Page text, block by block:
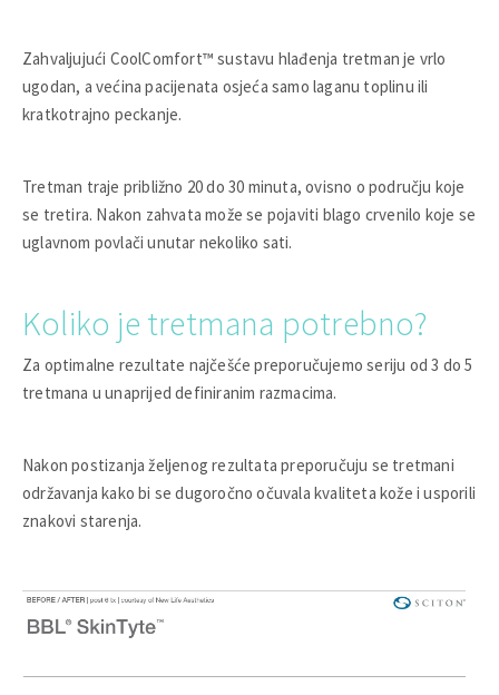
Zahvaljujući CoolComfort™ sustavu hlađenja tretman je vrlo
ugodan, a većina pacijenata osjeća samo laganu toplinu ili
kratkotrajno peckanje.
Tretman traje približno 20 do 30 minuta, ovisno o području koje
se tretira. Nakon zahvata može se pojaviti blago crvenilo koje se
uglavnom povlači unutar nekoliko sati.
Koliko je tretmana potrebno?
Za optimalne rezultate najčešće preporučujemo seriju od 3 do 5
tretmana u unaprijed definiranim razmacima.
Nakon postizanja željenog rezultata preporučuju se tretmani
održavanja kako bi se dugoročno očuvala kvaliteta kože i usporili
znakovi starenja.